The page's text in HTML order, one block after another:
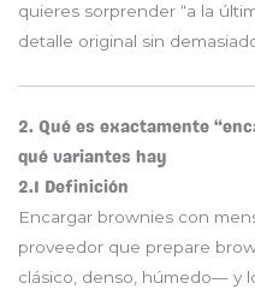
quieres sorprender “a la
detalle original sin
2. Qué es exactamente
qué variantes hay
2.1 Definición
Encargar brownies con
proveedor que prepare
clásico, denso, húmedo— y